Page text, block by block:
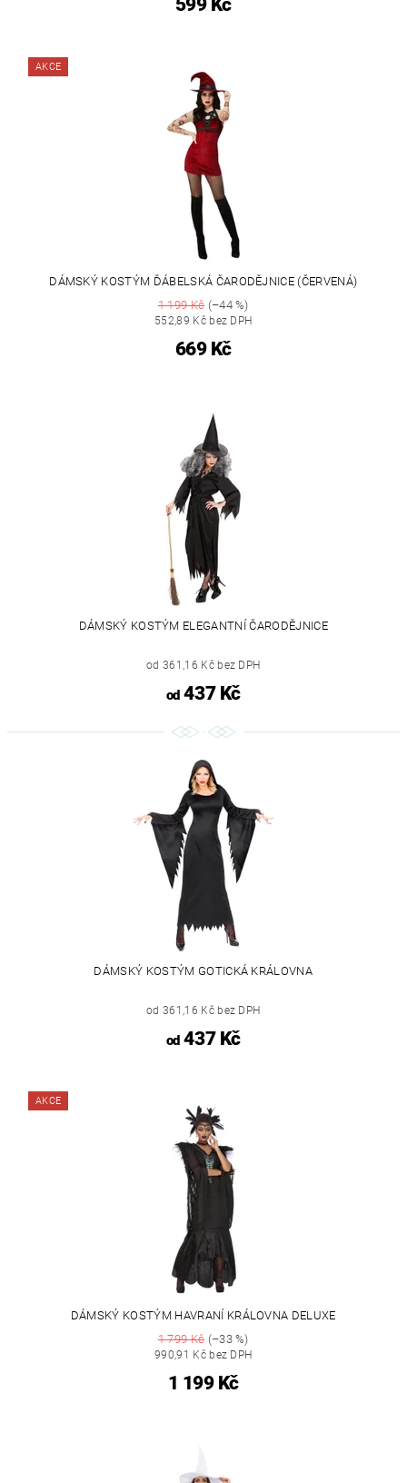
AKCE
DÁMSKÝ KOSTÝM ĎÁBELSKÁ ČARODĚJNICE (ČERVENÁ)
1 199 Kč(–44 %)
552,89 Kč bez DPH
669 Kč
DÁMSKÝ KOSTÝM ELEGANTNÍ ČARODĚJNICE
od 361,16 Kč bez DPH
od437 Kč
DÁMSKÝ KOSTÝM GOTICKÁ KRÁLOVNA
od 361,16 Kč bez DPH
od437 Kč
AKCE
DÁMSKÝ KOSTÝM HAVRANÍ KRÁLOVNA DELUXE
1 799 Kč(–33 %)
990,91 Kč bez DPH
1 199 Kč